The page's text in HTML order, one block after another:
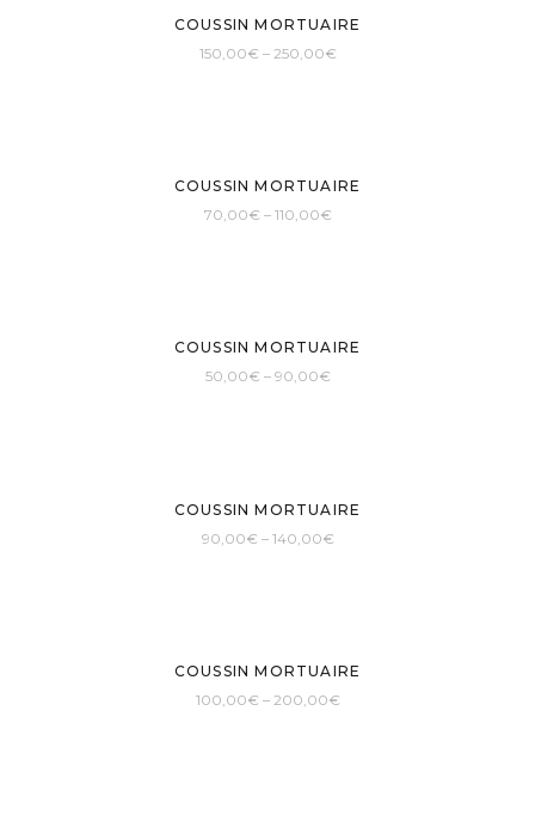
COUSSIN MORTUAIRE
150,00€ – 250,00€
COUSSIN MORTUAIRE
70,00€ – 110,00€
COUSSIN MORTUAIRE
50,00€ – 90,00€
COUSSIN MORTUAIRE
90,00€ – 140,00€
COUSSIN MORTUAIRE
100,00€ – 200,00€